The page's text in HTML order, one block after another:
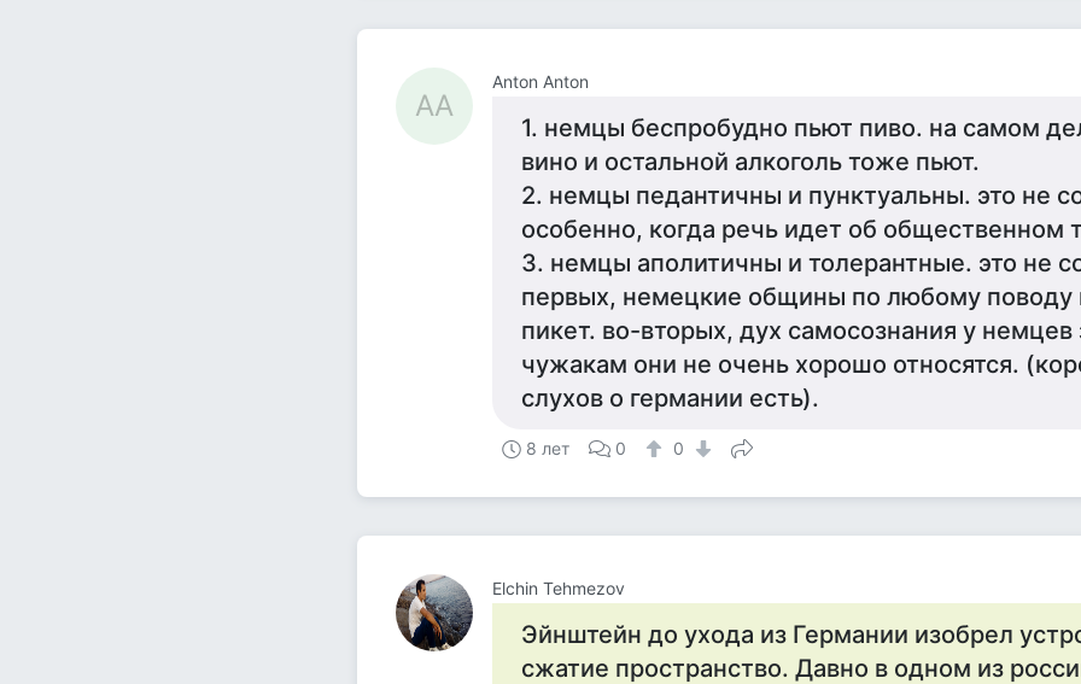
AA
Anton Anton
1. немцы беспробудно пьют пиво. на самом
вино и остальной алкоголь тоже пьют.
2. немцы педантичны и пунктуальны. это не
особенно, когда речь идет об общественном
3. немцы аполитичны и толерантные. это не
первых, немецкие общины по любому поводу
пикет. во-вторых, дух самосознания у немцев
чужакам они не очень хорошо относятся.
слухов о германии есть).
8 лет 0 0
Elchin Tehmezov
Эйнштейн до ухода из Германии изобрел
сжатие пространство. Давно в одном из